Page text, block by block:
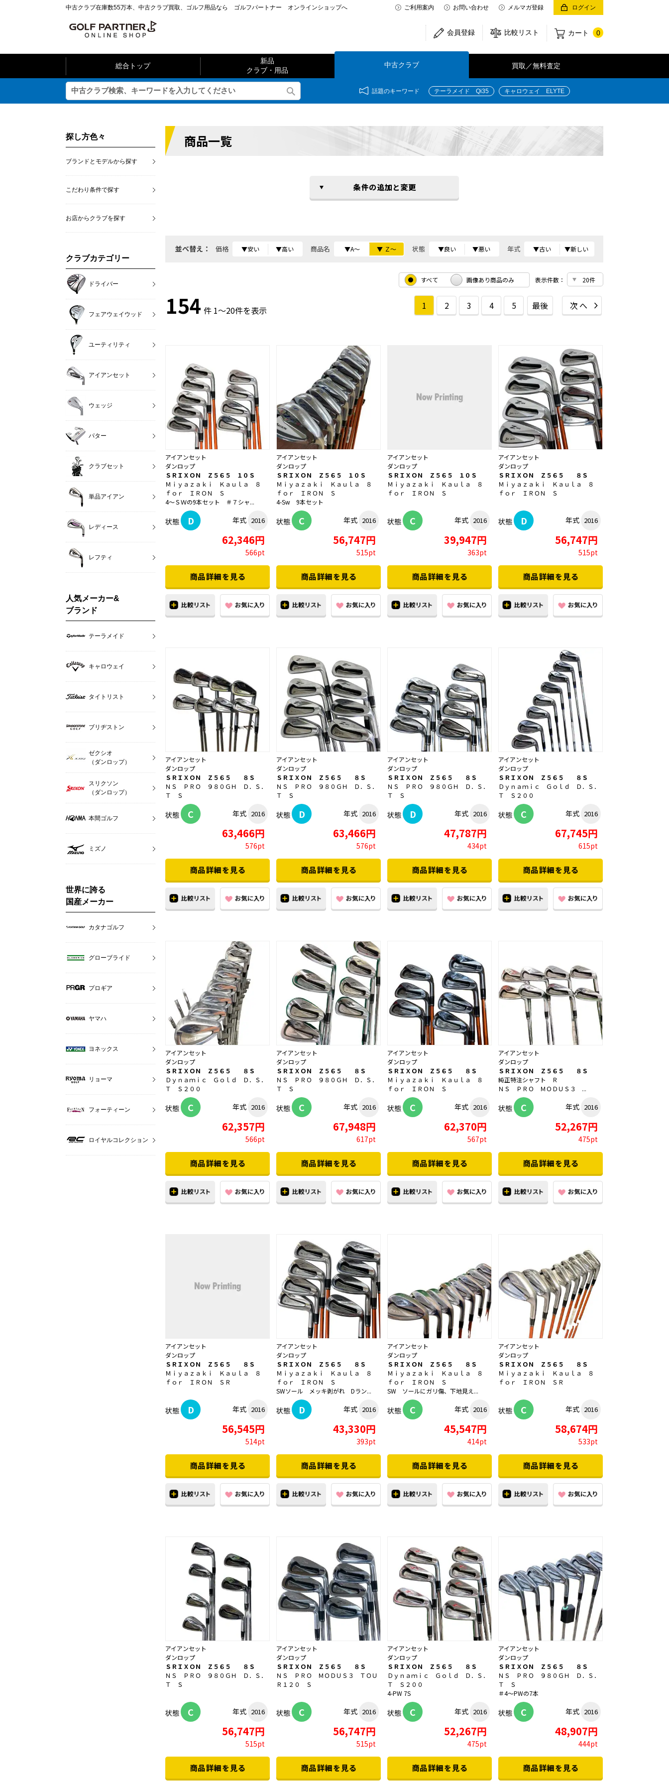
中古クラブ在庫数55万本、中古クラブ買取、ゴルフ用品なら ゴルフパートナー オンラインショップへ ご利用案内 お問い合わせ メルマガ登録 ログイン
カート 0
比較リスト
会員登録
総合トップ
新品
クラブ・用品
中古クラブ 買取／無料査定
話題のキーワード テーラメイド Qi35 キャロウェイ ELYTE
商品一覧
並べ替え： 価格 ▼安い ▼高い 商品名 ▼A～ ▼ Ｚ～ 状態 ▼良い ▼悪い 年式 ▼古い ▼新しい
すべて 画像あり商品のみ 表示件数：
154 件 1～20件を表示 1 2 3 4 5 最後 次へ
アイアンセット
ダンロップ
ＳＲＩＸＯＮ Ｚ５６５ １０Ｓ
Ｍｉｙａｚａｋｉ Ｋａｕｌａ ８
ｆｏｒ ＩＲＯＮ Ｓ
4～ＳＷの9本セット ＃７シャ...
状態 D 年式 2016
62,346円
566pt
アイアンセット
ダンロップ
ＳＲＩＸＯＮ Ｚ５６５ １０Ｓ
Ｍｉｙａｚａｋｉ Ｋａｕｌａ ８
ｆｏｒ ＩＲＯＮ Ｓ
4-Sw 9本セット
状態 C 年式 2016
56,747円
515pt
アイアンセット
ダンロップ
ＳＲＩＸＯＮ Ｚ５６５ １０Ｓ
Ｍｉｙａｚａｋｉ Ｋａｕｌａ ８
ｆｏｒ ＩＲＯＮ Ｓ
状態 C 年式 2016
39,947円
363pt
アイアンセット
ダンロップ
ＳＲＩＸＯＮ Ｚ５６５ ８Ｓ
Ｍｉｙａｚａｋｉ Ｋａｕｌａ ８
ｆｏｒ ＩＲＯＮ Ｓ
状態 D 年式 2016
56,747円
515pt
アイアンセット
ダンロップ
ＳＲＩＸＯＮ Ｚ５６５ ８Ｓ
ＮＳ ＰＲＯ ９８０ＧＨ Ｄ．Ｓ．
Ｔ Ｓ
状態 C 年式 2016
63,466円
576pt
アイアンセット
ダンロップ
ＳＲＩＸＯＮ Ｚ５６５ ８Ｓ
ＮＳ ＰＲＯ ９８０ＧＨ Ｄ．Ｓ．
Ｔ Ｓ
状態 D 年式 2016
63,466円
576pt
アイアンセット
ダンロップ
ＳＲＩＸＯＮ Ｚ５６５ ８Ｓ
ＮＳ ＰＲＯ ９８０ＧＨ Ｄ．Ｓ．
Ｔ Ｓ
状態 D 年式 2016
47,787円
434pt
アイアンセット
ダンロップ
ＳＲＩＸＯＮ Ｚ５６５ ８Ｓ
Ｄｙｎａｍｉｃ Ｇｏｌｄ Ｄ．Ｓ．
Ｔ Ｓ２００
状態 C 年式 2016
67,745円
615pt
アイアンセット
ダンロップ
ＳＲＩＸＯＮ Ｚ５６５ ８Ｓ
Ｄｙｎａｍｉｃ Ｇｏｌｄ Ｄ．Ｓ．
Ｔ Ｓ２００
状態 C 年式 2016
62,357円
566pt
アイアンセット
ダンロップ
ＳＲＩＸＯＮ Ｚ５６５ ８Ｓ
ＮＳ ＰＲＯ ９８０ＧＨ Ｄ．Ｓ．
Ｔ Ｓ
状態 C 年式 2016
67,948円
617pt
アイアンセット
ダンロップ
ＳＲＩＸＯＮ Ｚ５６５ ８Ｓ
Ｍｉｙａｚａｋｉ Ｋａｕｌａ ８
ｆｏｒ ＩＲＯＮ Ｓ
状態 C 年式 2016
62,370円
567pt
アイアンセット
ダンロップ
ＳＲＩＸＯＮ Ｚ５６５ ８Ｓ
純正特注シャフト Ｒ
ＮＳ ＰＲＯ ＭＯＤＵＳ３ ...
状態 C 年式 2016
52,267円
475pt
アイアンセット
ダンロップ
ＳＲＩＸＯＮ Ｚ５６５ ８Ｓ
Ｍｉｙａｚａｋｉ Ｋａｕｌａ ８
ｆｏｒ ＩＲＯＮ ＳＲ
状態 D 年式 2016
56,545円
514pt
アイアンセット
ダンロップ
ＳＲＩＸＯＮ Ｚ５６５ ８Ｓ
Ｍｉｙａｚａｋｉ Ｋａｕｌａ ８
ｆｏｒ ＩＲＯＮ Ｓ
SWソール メッキ剥がれ Dラン...
状態 D 年式 2016
43,330円
393pt
アイアンセット
ダンロップ
ＳＲＩＸＯＮ Ｚ５６５ ８Ｓ
Ｍｉｙａｚａｋｉ Ｋａｕｌａ ８
ｆｏｒ ＩＲＯＮ Ｓ
SW ソールにガリ傷、下地見え...
状態 C 年式 2016
45,547円
414pt
アイアンセット
ダンロップ
ＳＲＩＸＯＮ Ｚ５６５ ８Ｓ
Ｍｉｙａｚａｋｉ Ｋａｕｌａ ８
ｆｏｒ ＩＲＯＮ ＳＲ
状態 C 年式 2016
58,674円
533pt
アイアンセット
ダンロップ
ＳＲＩＸＯＮ Ｚ５６５ ８Ｓ
ＮＳ ＰＲＯ ９８０ＧＨ Ｄ．Ｓ．
Ｔ Ｓ
状態 C 年式 2016
56,747円
515pt
アイアンセット
ダンロップ
ＳＲＩＸＯＮ Ｚ５６５ ８Ｓ
ＮＳ ＰＲＯ ＭＯＤＵＳ３ ＴＯＵ
Ｒ１２０ Ｓ
状態 C 年式 2016
56,747円
515pt
アイアンセット
ダンロップ
ＳＲＩＸＯＮ Ｚ５６５ ８Ｓ
Ｄｙｎａｍｉｃ Ｇｏｌｄ Ｄ．Ｓ．
Ｔ Ｓ２００
4-PW 7S
状態 C 年式 2016
52,267円
475pt
アイアンセット
ダンロップ
ＳＲＩＸＯＮ Ｚ５６５ ８Ｓ
ＮＳ ＰＲＯ ９８０ＧＨ Ｄ．Ｓ．
Ｔ Ｓ
＃4～PWの7本
状態 C 年式 2016
48,907円
444pt
探し方色々
ブランドとモデルから探す
こだわり条件で探す
お店からクラブを探す
クラブカテゴリー
ドライバー
フェアウェイウッド
ユーティリティ
アイアンセット
ウェッジ
パター
クラブセット
単品アイアン
レディース
レフティ
人気メーカー&
ブランド
テーラメイド
キャロウェイ
タイトリスト
ブリヂストン
ゼクシオ
（ダンロップ）
スリクソン
（ダンロップ）
本間ゴルフ
ミズノ
世界に誇る
国産メーカー
カタナゴルフ
グローブライド
プロギア
ヤマハ
ヨネックス
リョーマ
フォーティーン
ロイヤルコレクション